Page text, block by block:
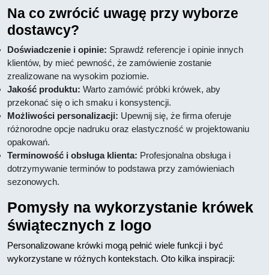
Na co zwrócić uwagę przy wyborze
dostawcy?
Doświadczenie i opinie: Sprawdź referencje i opinie innych
klientów, by mieć pewność, że zamówienie zostanie
zrealizowane na wysokim poziomie.
Jakość produktu: Warto zamówić próbki krówek, aby
przekonać się o ich smaku i konsystencji.
Możliwości personalizacji: Upewnij się, że firma oferuje
różnorodne opcje nadruku oraz elastyczność w projektowaniu
opakowań.
Terminowość i obsługa klienta: Profesjonalna obsługa i
dotrzymywanie terminów to podstawa przy zamówieniach
sezonowych.
Pomysły na wykorzystanie krówek
świątecznych z logo
Personalizowane krówki mogą pełnić wiele funkcji i być
wykorzystane w różnych kontekstach. Oto kilka inspiracji: